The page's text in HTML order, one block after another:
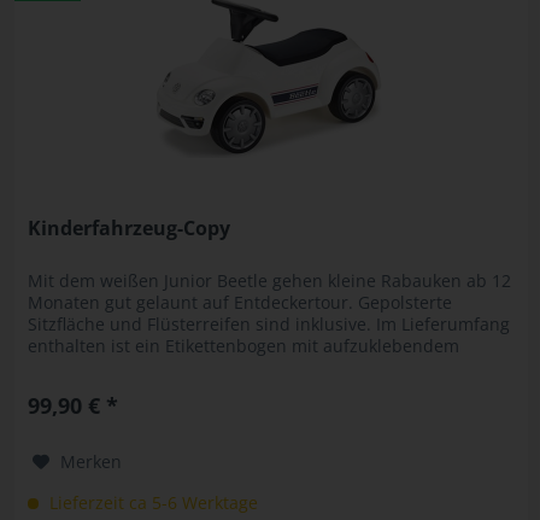
Kinderfahrzeug-Copy
Mit dem weißen Junior Beetle gehen kleine Rabauken ab 12
Monaten gut gelaunt auf Entdeckertour. Gepolsterte
Sitzfläche und Flüsterreifen sind inklusive. Im Lieferumfang
enthalten ist ein Etikettenbogen mit aufzuklebendem
99,90 € *
Merken
Lieferzeit ca 5-6 Werktage